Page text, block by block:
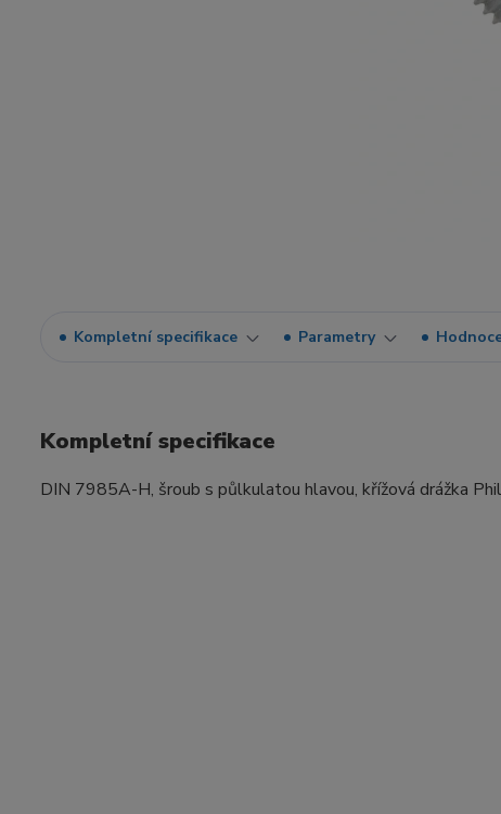
Kompletní specifikace Parametry
Kompletní specifikace
DIN 7985A-H, šroub s půlkulatou hlavou, křížová drážka